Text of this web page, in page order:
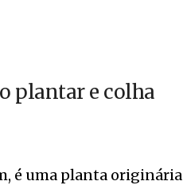
plantar e colha
é uma planta originária